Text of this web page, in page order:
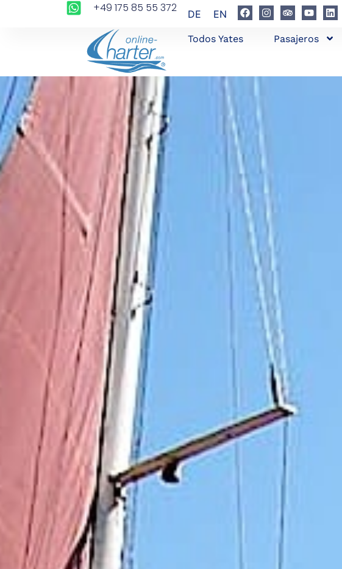
+49 175 85 55 372 DE EN
Todos Yates Pasajeros